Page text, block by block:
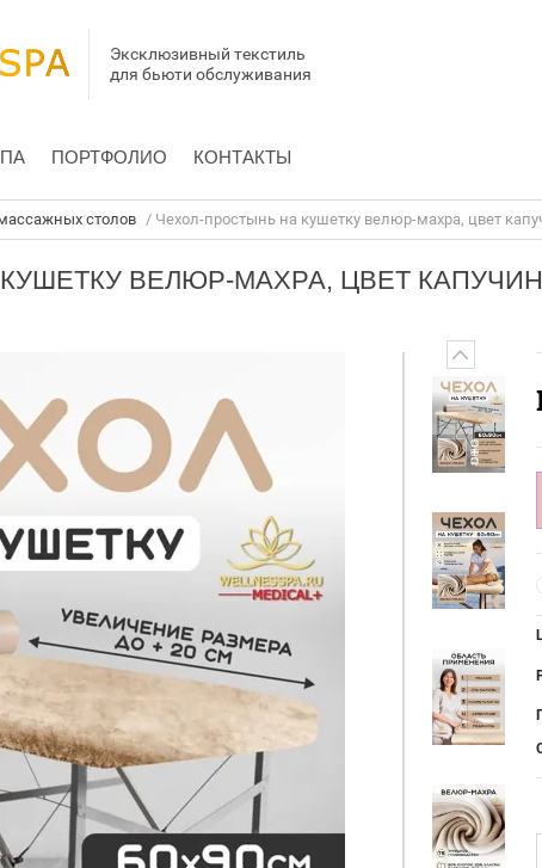
Эксклюзивный текстиль
для бьюти обслуживания
ПОРТФОЛИО КОНТАКТЫ
столов / Чехол-простынь на кушетку велюр-махра, цвет
ВЕЛЮР-МАХРА, ЦВЕТ